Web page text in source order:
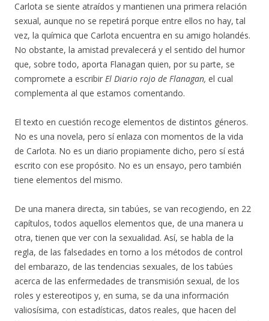
Carlota se siente atraídos y mantienen una primera relación
sexual, aunque no se repetirá porque entre ellos no hay, tal
vez, la química que Carlota encuentra en su amigo holandés.
No obstante, la amistad prevalecerá y el sentido del humor
que, sobre todo, aporta Flanagan quien, por su parte, se
compromete a escribir El Diario rojo de Flanagan, el cual
complementa al que estamos comentando.
El texto en cuestión recoge elementos de distintos géneros.
No es una novela, pero sí enlaza con momentos de la vida
de Carlota. No es un diario propiamente dicho, pero sí está
escrito con ese propósito. No es un ensayo, pero también
tiene elementos del mismo.
De una manera directa, sin tabúes, se van recogiendo, en 22
capítulos, todos aquellos elementos que, de una manera u
otra, tienen que ver con la sexualidad. Así, se habla de la
regla, de las falsedades en torno a los métodos de control
del embarazo, de las tendencias sexuales, de los tabúes
acerca de las enfermedades de transmisión sexual, de los
roles y estereotipos y, en suma, se da una información
valiosísima, con estadísticas, datos reales, que hacen del